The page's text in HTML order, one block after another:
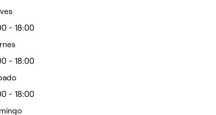
- 18:00
- 18:00
- 18:00